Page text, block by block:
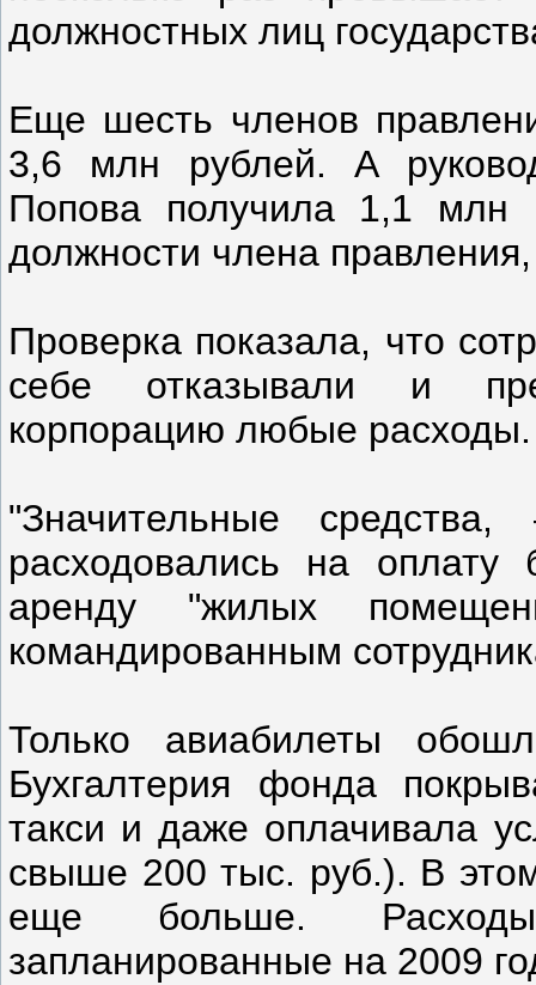
должностных лиц
Еще шесть членов
3,6 млн рублей. А
Попова получила 1,1 млн
должности члена
Проверка показала, что
себе отказывали и
корпорацию любые расходы.
"Значительные
расходовались на
аренду "жилых
командированным
Только авиабилеты
Бухгалтерия фонда
такси и даже оплачивала
свыше 200 тыс. руб.). В
еще больше.
запланированные на 2009